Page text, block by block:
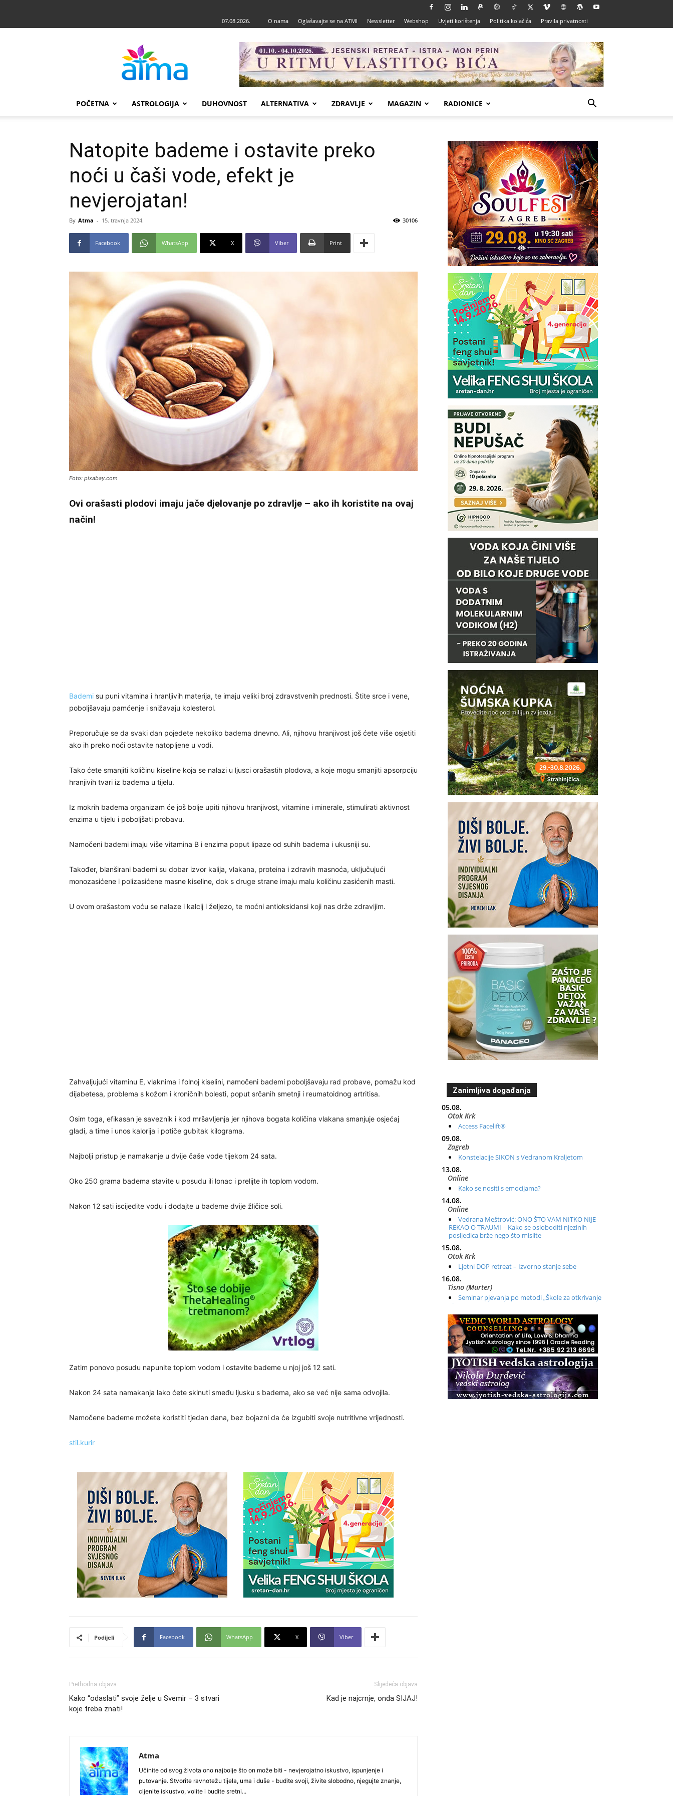
07.08.2026. O nama Oglašavajte se na ATMI Newsletter Webshop Uvjeti korištenja Politika kolačića Pravila privatnosti
POČETNA ASTROLOGIJA DUHOVNOST ALTERNATIVA ZDRAVLJE MAGAZIN RADIONICE
Natopite bademe i ostavite preko
noći u čaši vode, efekt je
nevjerojatan!
By Atma - 15. travnja 2024. 30106
Facebook WhatsApp X Viber Print
Foto: pixabay.com
Ovi orašasti plodovi imaju jače djelovanje po zdravlje – ako ih koristite na ovaj
način!
Bademi su puni vitamina i hranljivih materija, te imaju veliki broj zdravstvenih prednosti. Štite srce i vene,
poboljšavaju pamćenje i snižavaju kolesterol.
Preporučuje se da svaki dan pojedete nekoliko badema dnevno. Ali, njihovu hranjivost još ćete više osjetiti
ako ih preko noći ostavite natopljene u vodi.
Tako ćete smanjiti količinu kiseline koja se nalazi u ljusci orašastih plodova, a koje mogu smanjiti apsorpciju
hranjivih tvari iz badema u tijelu.
Iz mokrih badema organizam će još bolje upiti njihovu hranjivost, vitamine i minerale, stimulirati aktivnost
enzima u tijelu i poboljšati probavu.
Namočeni bademi imaju više vitamina B i enzima poput lipaze od suhih badema i ukusniji su.
Također, blanširani bademi su dobar izvor kalija, vlakana, proteina i zdravih masnoća, uključujući
monozasićene i polizasićene masne kiseline, dok s druge strane imaju malu količinu zasićenih masti.
U ovom orašastom voću se nalaze i kalcij i željezo, te moćni antioksidansi koji nas drže zdravijim.
Zahvaljujući vitaminu E, vlaknima i folnoj kiselini, namočeni bademi poboljšavaju rad probave, pomažu kod
dijabetesa, problema s kožom i kroničnih bolesti, poput srčanih smetnji i reumatoidnog artritisa.
Osim toga, efikasan je saveznik i kod mršavljenja jer njihova bogata količina vlakana smanjuje osjećaj
gladi, a time i unos kalorija i potiče gubitak kilograma.
Najbolji pristup je namakanje u dvije čaše vode tijekom 24 sata.
Oko 250 grama badema stavite u posudu ili lonac i prelijte ih toplom vodom.
Nakon 12 sati iscijedite vodu i dodajte u bademe dvije žličice soli.
Zatim ponovo posudu napunite toplom vodom i ostavite bademe u njoj još 12 sati.
Nakon 24 sata namakanja lako ćete skinuti smeđu ljusku s badema, ako se već nije sama odvojila.
Namočene bademe možete koristiti tjedan dana, bez bojazni da će izgubiti svoje nutritivne vrijednosti.
stil.kurir
Podijeli Facebook WhatsApp X Viber
Prethodna objava
Kako “odaslati” svoje želje u Svemir – 3 stvari
koje treba znati!
Slijedeća objava
Kad je najcrnje, onda SIJAJ!
Atma
Učinite od svog života ono najbolje što on može biti - nevjerojatno iskustvo, ispunjenje i
putovanje. Stvorite ravnotežu tijela, uma i duše - budite svoji, živite slobodno, njegujte znanje,
cijenite iskustvo, volite i budite sretni...
Zanimljiva događanja
05.08.
Otok Krk
Access Facelift®
09.08.
Zagreb
Konstelacije SIKON s Vedranom Kraljetom
13.08.
Online
Kako se nositi s emocijama?
14.08.
Online
Vedrana Meštrović: ONO ŠTO VAM NITKO NIJE
REKAO O TRAUMI – Kako se osloboditi njezinih
posljedica brže nego što mislite
15.08.
Otok Krk
Ljetni DOP retreat – Izvorno stanje sebe
16.08.
Tisno (Murter)
Seminar pjevanja po metodi „Škole za otkrivanje
glasa“
20.08.
Online
Radionica: Pomagači iz drugih dimenzija Online –
otvoreno za sve
21.08.
Zagreb+Online
Osnovni ThetaHealing® tečaj, Zagreb i Online
22.08.
Pula